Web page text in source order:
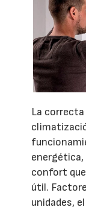
La
energética,
confort
útil.
unidades,